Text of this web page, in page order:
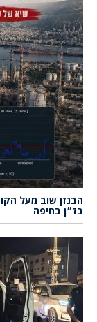
בז״ן בחיפה